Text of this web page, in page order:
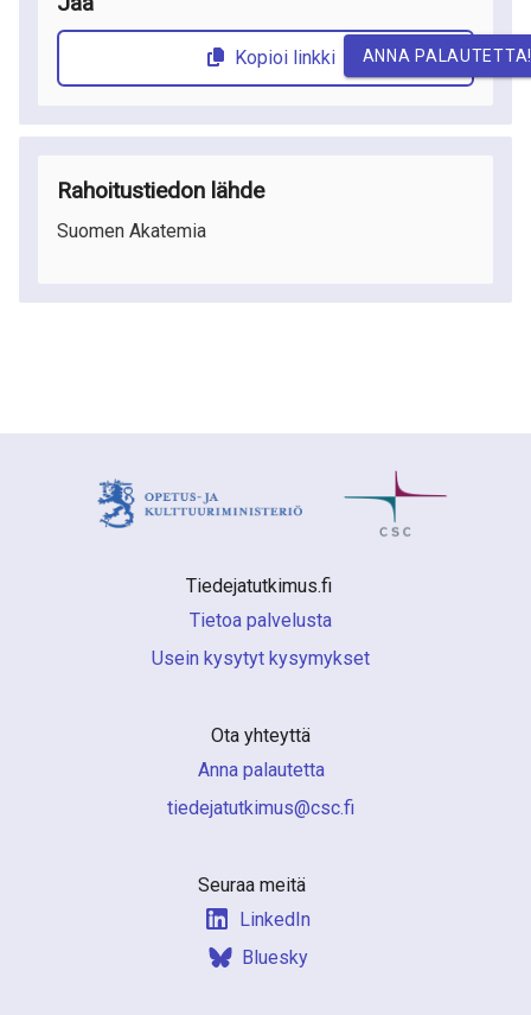
Kopioi linkki
Rahoitustiedon lähde
Suomen Akatemia
Tiedejatutkimus.fi
Tietoa palvelusta
Usein kysytyt kysymykset
Ota yhteyttä
Anna palautetta
if.csc@sumiktutajedeit
Seuraa meitä
LinkedIn
Bluesky
ANNA PALAUTETTA!